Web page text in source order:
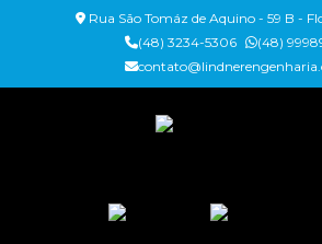
Rua São Tomáz de Aquino - 59 B -
(48) 3234-5306
(48)